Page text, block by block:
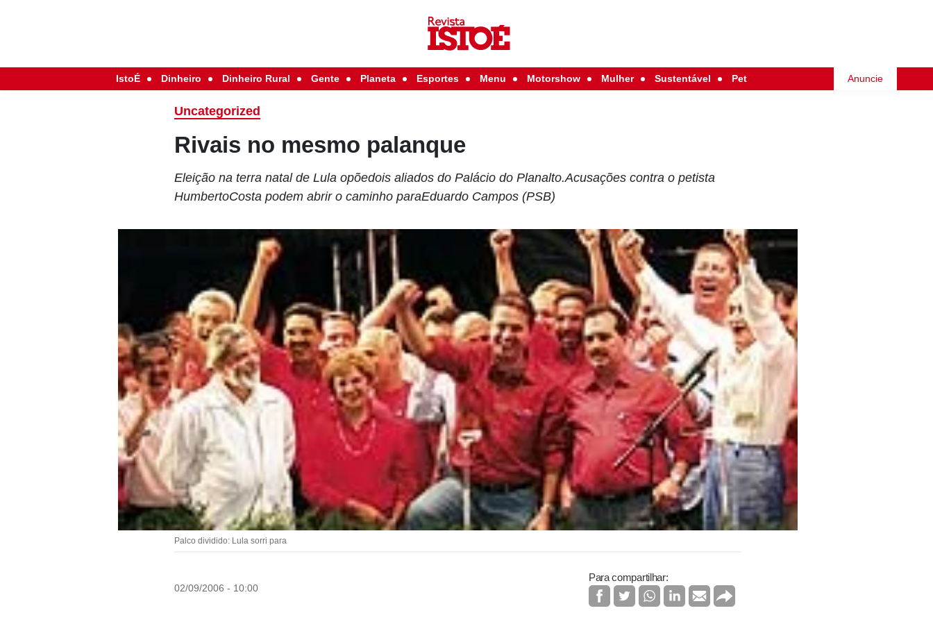
IstoÉ Dinheiro Dinheiro Rural Gente Planeta Esportes Menu Motorshow Mulher Sustentável Pet Anuncie
Uncategorized
Rivais no mesmo palanque
Eleição na terra natal de Lula opõedois aliados do Palácio do Planalto.Acusações contra o petista
HumbertoCosta podem abrir o caminho paraEduardo Campos (PSB)
Palco dividido: Lula sorri para
02/09/2006 - 10:00
Para compartilhar: